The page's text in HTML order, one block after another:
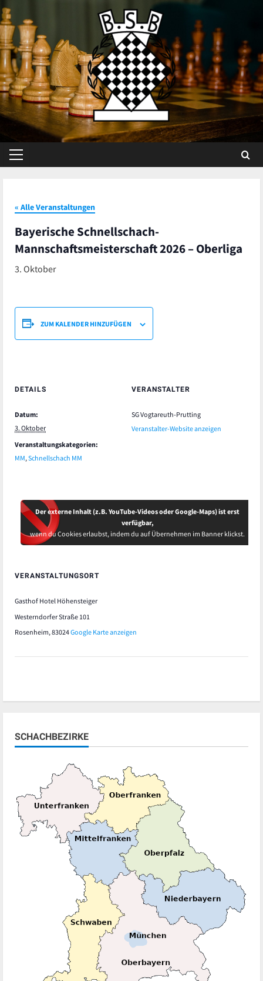
Skip
to
content
Primary
« Alle Veranstaltungen
Bayerische Schnellschach-
Mannschaftsmeisterschaft 2026 – Oberliga
3. Oktober
ZUM KALENDER HINZUFÜGEN
DETAILS
Datum:
3. Oktober
Veranstaltungskategorien:
MM,Schnellschach MM
VERANSTALTER
SG Vogtareuth-Prutting
Veranstalter-Website anzeigen
VERANSTALTUNGSORT
Gasthof Hotel Höhensteiger
Westerndorfer Straße 101
Rosenheim,83024Google Karte anzeigen
Der externe Inhalt (z.B. YouTube-Videos oder Google-Maps) ist erst
verfügbar,
wenn du Cookies erlaubst, indem du auf Übernehmen im Banner klickst.
SCHACHBEZIRKE